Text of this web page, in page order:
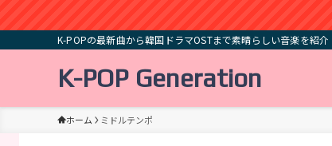
K-POPの最新曲から韓国ドラマOSTまで素晴らしい音楽を紹介
K-POP Generation
ホーム ミドルテンポ